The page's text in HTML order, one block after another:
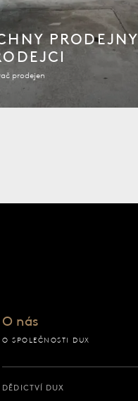
PRODEJNY
prodejen
O nás
O SPOLEČNOSTI DUX
DĚDICTVÍ DUX